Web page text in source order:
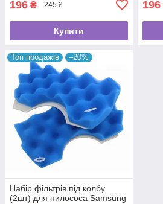
196 ₴ 245 ₴
Купити
196
Топ продажів –20%
Набір фільтрів під колбу
(2шт) для пилососа Samsung